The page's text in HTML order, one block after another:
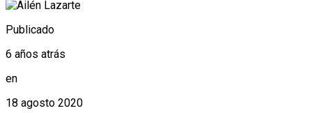
Publicado
6 años atrás
en
18 agosto 2020